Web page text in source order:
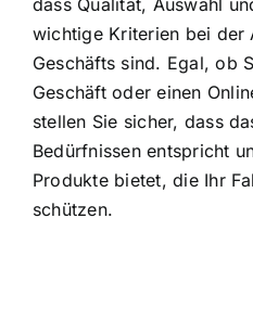
wichtige Kriterien bei der
Geschäfts sind. Egal, ob
Geschäft oder einen
stellen Sie sicher, dass
Bedürfnissen entspricht
Produkte bietet, die Ihr
schützen.